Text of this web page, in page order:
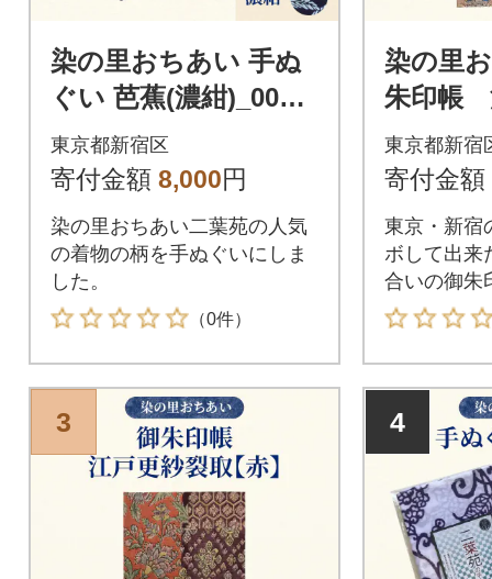
染の里おちあい 手ぬ
ぐい 芭蕉(濃紺)_0004-
001-S05-1
東京都新宿区
寄付金額 8,000円
染の里おちあい二葉苑の人気
の着物の柄を手ぬぐいにしま
した。
（0件）
染の里
朱印帳
(青
東京都新宿
寄付金額
東京・新宿
ボして出来
合いの御朱
3 4